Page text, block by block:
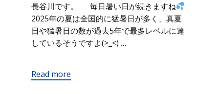
長谷川です。 毎日暑い日が続きますね
2025年の夏は全国的に猛暑日が多く、真夏
日や猛暑日の数が過去5年で最多レベルに達
しているそうですよ(>_<) …
Read more